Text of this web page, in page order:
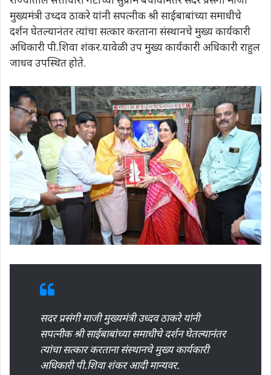
मुख्‍यमंत्री उध्‍दव ठाकरे यांनी सपत्‍नीक श्री साईबाबांच्या समाधीचे
दर्शन घेतल्‍यानंतर त्‍यांचा सत्‍कार करताना संस्थानचे मुख्‍य कार्यकारी
अधिकारी पी.शिवा शंकर.यावेळी उप मुख्‍य कार्यकारी अधिकारी राहुल
जाधव उपस्थित होते.
सदर प्रसंगी माजी मुख्‍यमंत्री उध्‍दव ठाकरे यांनी
सपत्‍नीक श्री साईबाबांच्या समाधीचे दर्शन घेतल्‍यानंतर
त्‍यांचा सत्‍कार करताना संस्थानचे मुख्‍य कार्यकारी
अधिकारी पी.शिवा शंकर आदी मान्यवर.